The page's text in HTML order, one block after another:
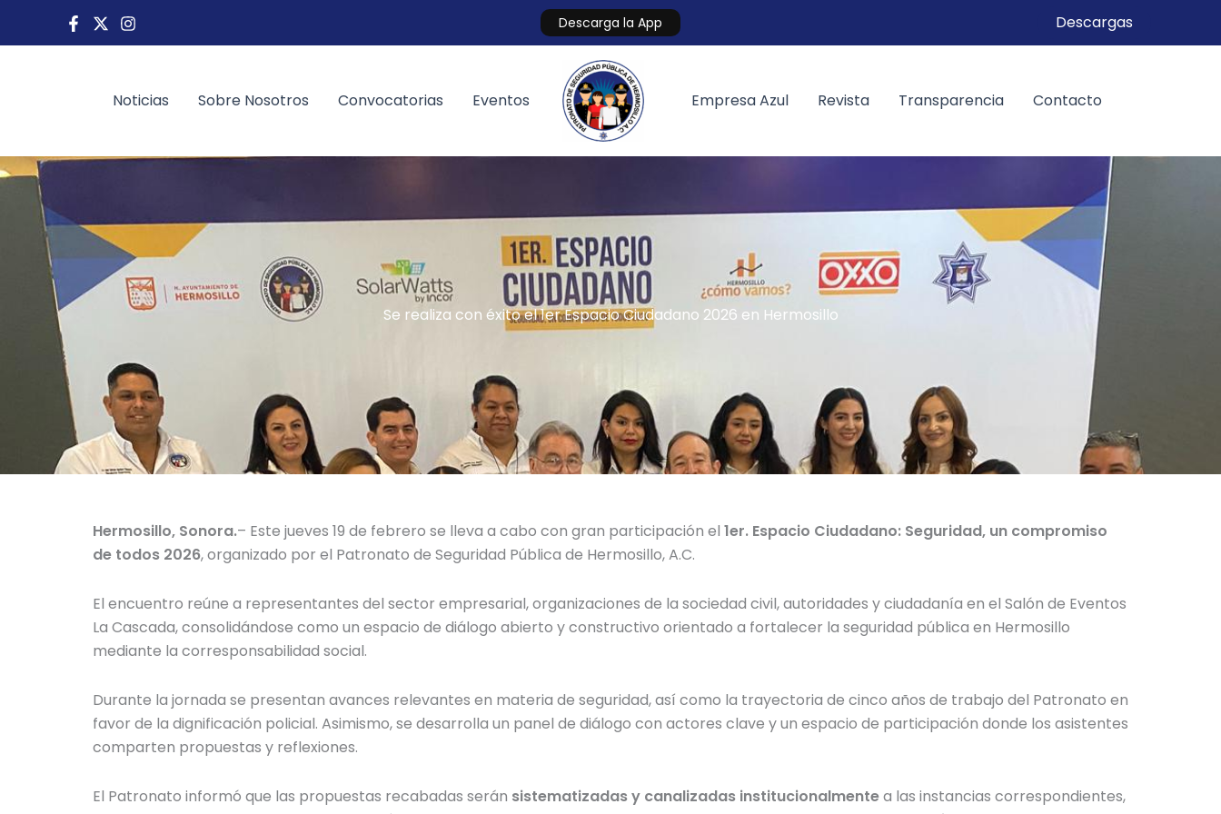
Descarga la App Descargas
Noticias Sobre Nosotros Convocatorias Eventos Empresa Azul Revista Transparencia Contacto
Se realiza con éxito el 1er Espacio Ciudadano 2026 en Hermosillo
Hermosillo, Sonora.– Este jueves 19 de febrero se lleva a cabo con gran participación el 1er. Espacio Ciudadano: Seguridad, un compromiso
de todos 2026, organizado por el Patronato de Seguridad Pública de Hermosillo, A.C.
El encuentro reúne a representantes del sector empresarial, organizaciones de la sociedad civil, autoridades y ciudadanía en el Salón de Eventos
La Cascada, consolidándose como un espacio de diálogo abierto y constructivo orientado a fortalecer la seguridad pública en Hermosillo
mediante la corresponsabilidad social.
Durante la jornada se presentan avances relevantes en materia de seguridad, así como la trayectoria de cinco años de trabajo del Patronato en
favor de la dignificación policial. Asimismo, se desarrolla un panel de diálogo con actores clave y un espacio de participación donde los asistentes
comparten propuestas y reflexiones.
El Patronato informó que las propuestas recabadas serán sistematizadas y canalizadas institucionalmentea las instancias correspondientes,